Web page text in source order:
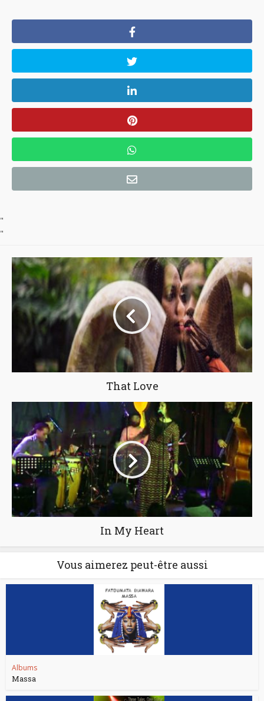
"
"
That Love
In My Heart
Vous aimerez peut-être aussi
Albums
Massa